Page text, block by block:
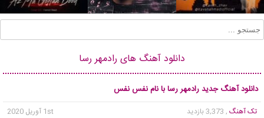
دانلود آهنگ های رادمهر رسا
دانلود آهنگ جدید رادمهر رسا با نام نفس نفس
تک آهنگ , 3,373 بازدید
1st آوریل 2020